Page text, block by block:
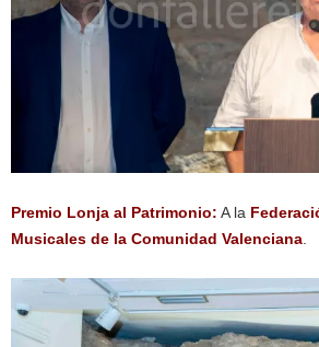
Premio Lonja al Patrimonio: A la
Musicales de la Comunidad Valenciana